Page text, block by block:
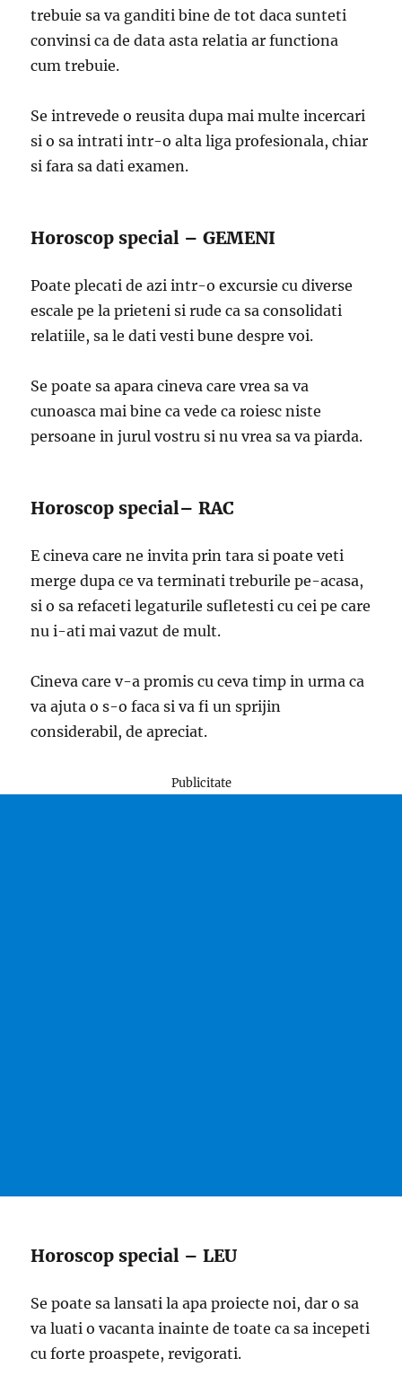
trebuie sa va ganditi bine de tot daca sunteti
convinsi ca de data asta relatia ar functiona
cum trebuie.
Se intrevede o reusita dupa mai multe incercari
si o sa intrati intr-o alta liga profesionala, chiar
si fara sa dati examen.
Horoscop special – GEMENI
Poate plecati de azi intr-o excursie cu diverse
escale pe la prieteni si rude ca sa consolidati
relatiile, sa le dati vesti bune despre voi.
Se poate sa apara cineva care vrea sa va
cunoasca mai bine ca vede ca roiesc niste
persoane in jurul vostru si nu vrea sa va piarda.
Horoscop special– RAC
E cineva care ne invita prin tara si poate veti
merge dupa ce va terminati treburile pe-acasa,
si o sa refaceti legaturile sufletesti cu cei pe care
nu i-ati mai vazut de mult.
Cineva care v-a promis cu ceva timp in urma ca
va ajuta o s-o faca si va fi un sprijin
considerabil, de apreciat.
Publicitate
Horoscop special – LEU
Se poate sa lansati la apa proiecte noi, dar o sa
va luati o vacanta inainte de toate ca sa incepeti
cu forte proaspete, revigorati.